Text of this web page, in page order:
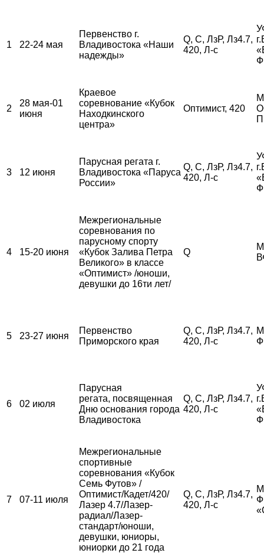
1 22-24 мая
Первенство г.
Владивостока «Наши
надежды»
Q, С, ЛзР, Лз4.7,
420, Л-с
2
28 мая-01
июня
Краевое
соревнование «Кубок
Находкинского
центра»
Оптимист, 420
3 12 июня
Парусная регата г.
Владивостока «Паруса
России»
Q, С, ЛзР, Лз4.7,
420, Л-с
4 15-20 июня
Межрегиональные
соревнования по
парусному спорту
«Кубок Залива Петра
Великого» в классе
«Оптимист» /юноши,
девушки до 16ти лет/
Q
5 23-27 июня
Первенство
Приморского края
Q, С, ЛзР, Лз4.7,
420, Л-с
6 02 июля
Парусная
регата, посвященная
Дню основания города
Владивостока
Q, С, ЛзР, Лз4.7,
420, Л-с
7 07-11 июля
Межрегиональные
спортивные
соревнования «Кубок
Семь Футов» /
Оптимист/Кадет/420/
Лазер 4.7/Лазер-
радиал/Лазер-
стандарт/юноши,
девушки, юниоры,
юниорки до 21 года
Q, С, ЛзР, Лз4.7,
420, Л-с